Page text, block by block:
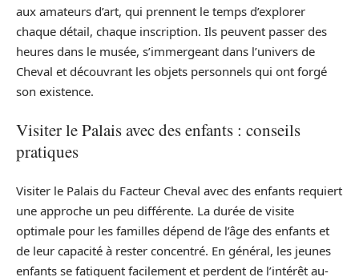
aux amateurs d’art, qui prennent le temps d’explorer
chaque détail, chaque inscription. Ils peuvent passer des
heures dans le musée, s’immergeant dans l’univers de
Cheval et découvrant les objets personnels qui ont forgé
son existence.
Visiter le Palais avec des enfants : conseils
pratiques
Visiter le Palais du Facteur Cheval avec des enfants requiert
une approche un peu différente. La durée de visite
optimale pour les familles dépend de l’âge des enfants et
de leur capacité à rester concentré. En général, les jeunes
enfants se fatiguent facilement et perdent de l’intérêt au-